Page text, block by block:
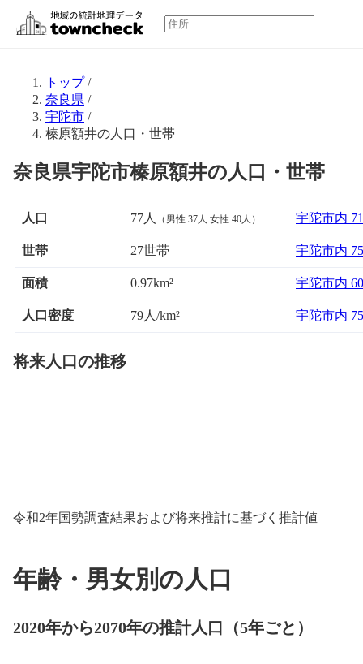
トップ/
奈良県 /
宇陀市 /
榛原額井の人口・世帯
奈良県宇陀市榛原額井の人口・世帯
人口 77人 （男性 37人 女性 40人） 宇陀市内
世帯 27世帯 宇陀市内
面積 0.97km² 宇陀市内
人口密度 79人/km² 宇陀市内
将来人口の推移
令和2年国勢調査結果および将来推計に基づく推計値
年齢・男女別の人口
2020年から2070年の推計人口（5年ごと）